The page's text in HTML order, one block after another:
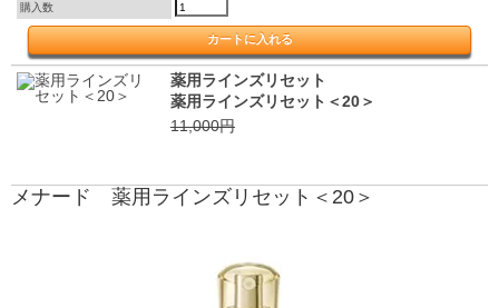
購入数
薬用ラインズリセット
薬用ラインズリセット＜20＞
11,000円
メナード 薬用ラインズリセット＜20＞